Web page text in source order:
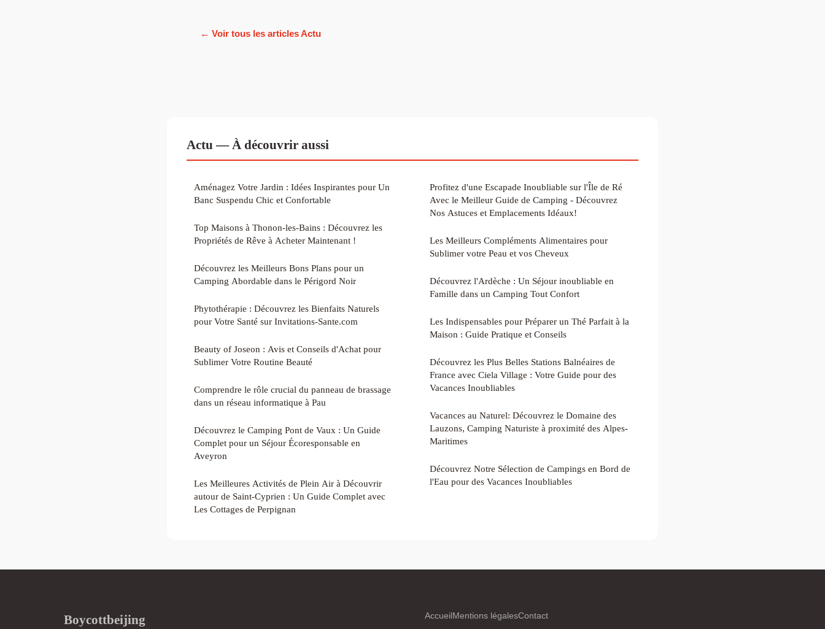
← Voir tous les articles Actu
Actu — À découvrir aussi
Aménagez Votre Jardin : Idées Inspirantes pour Un
Banc Suspendu Chic et Confortable
Top Maisons à Thonon-les-Bains : Découvrez les
Propriétés de Rêve à Acheter Maintenant !
Découvrez les Meilleurs Bons Plans pour un
Camping Abordable dans le Périgord Noir
Phytothérapie : Découvrez les Bienfaits Naturels
pour Votre Santé sur Invitations-Sante.com
Beauty of Joseon : Avis et Conseils d'Achat pour
Sublimer Votre Routine Beauté
Comprendre le rôle crucial du panneau de brassage
dans un réseau informatique à Pau
Découvrez le Camping Pont de Vaux : Un Guide
Complet pour un Séjour Écoresponsable en
Aveyron
Les Meilleures Activités de Plein Air à Découvrir
autour de Saint-Cyprien : Un Guide Complet avec
Les Cottages de Perpignan
Profitez d'une Escapade Inoubliable sur l'Île de Ré
Avec le Meilleur Guide de Camping - Découvrez
Nos Astuces et Emplacements Idéaux!
Les Meilleurs Compléments Alimentaires pour
Sublimer votre Peau et vos Cheveux
Découvrez l'Ardèche : Un Séjour inoubliable en
Famille dans un Camping Tout Confort
Les Indispensables pour Préparer un Thé Parfait à la
Maison : Guide Pratique et Conseils
Découvrez les Plus Belles Stations Balnéaires de
France avec Ciela Village : Votre Guide pour des
Vacances Inoubliables
Vacances au Naturel: Découvrez le Domaine des
Lauzons, Camping Naturiste à proximité des Alpes-
Maritimes
Découvrez Notre Sélection de Campings en Bord de
l'Eau pour des Vacances Inoubliables
Boycottbeijing AccueilMentions légalesContact